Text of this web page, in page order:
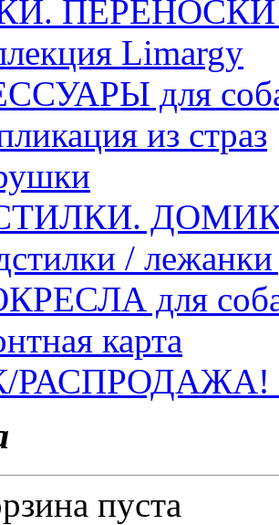
ПЕРЕНОСКИ
Limargy
для
из страз
ДОМИКИ
/ лежанки
для
карта
пуста